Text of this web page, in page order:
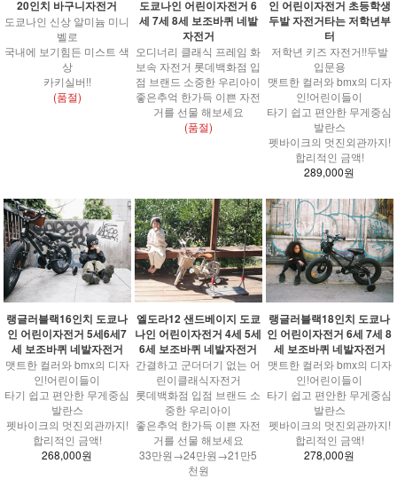
20인치 바구니자전거
도쿄나인 신상 알미늄 미니
벨로
국내에 보기힘든 미스트 색
상
카키실버!!
(품절)
도쿄나인 어린이자전거 6
세 7세 8세 보조바퀴 네발
자전거
오디너리 클래식 프레임 화
보속 자전거 롯데백화점 입
점 브랜드 소중한 우리아이
좋은추억 한가득 이쁜 자전
거를 선물 해보세요
(품절)
인 어린이자전거 초등학생
두발 자전거타는 저학년부
터
저학년 키즈 자전거!!두발
입문용
맷트한 컬러와 bmx의 디자
인!어린이들이
타기 쉽고 편안한 무게중심
발란스
펫바이크의 멋진외관까지!
합리적인 금액!
289,000원
랭글러블랙16인치 도쿄나
인 어린이자전거 5세6세7
세 보조바퀴 네발자전거
맷트한 컬러와 bmx의 디자
인!어린이들이
타기 쉽고 편안한 무게중심
발란스
펫바이크의 멋진외관까지!
합리적인 금액!
268,000원
엘도라12 샌드베이지 도쿄
나인 어린이자전거 4세 5세
6세 보조바퀴 네발자전거
간결하고 군더더기 없는 어
린이클래식자전거
롯데백화점 입점 브랜드 소
중한 우리아이
좋은추억 한가득 이쁜 자전
거를 선물 해보세요
33만원→24만원→21만5
천원
랭글러블랙18인치 도쿄나
인 어린이자전거 6세 7세 8
세 보조바퀴 네발자전거
맷트한 컬러와 bmx의 디자
인!어린이들이
타기 쉽고 편안한 무게중심
발란스
펫바이크의 멋진외관까지!
합리적인 금액!
278,000원